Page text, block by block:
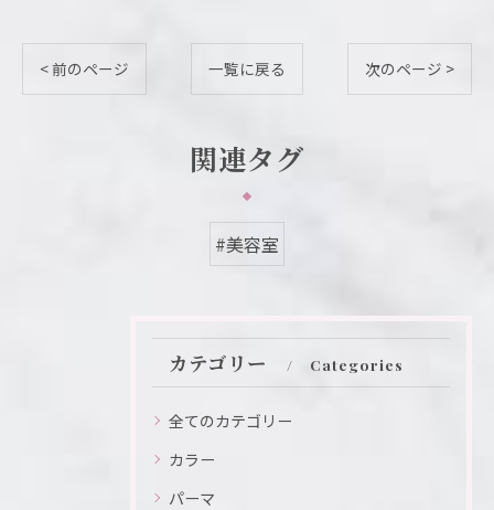
< 前のページ 一覧に戻る 次のページ >
関連タグ
#美容室
カテゴリー Categories
全てのカテゴリー
カラー
パーマ